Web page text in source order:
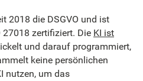
2018 die DSGVO und ist
27018 zertifiziert. Die KI ist
und darauf programmiert,
keine persönlichen
nutzen, um das